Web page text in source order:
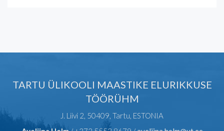
TARTU ÜLIKOOLI MAASTIKE ELURIKKUSE
TÖÖRÜHM
J. Liivi 2, 50409, Tartu, ESTONIA